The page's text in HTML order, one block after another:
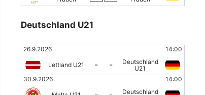
Deutschland U21
26.9.2026 14:00
Lettland U21 - -
Deutschland
U21
30.9.2026
14:00
Deutschland